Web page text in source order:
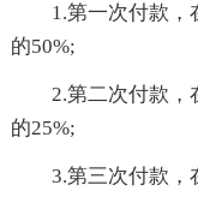
1.第一次付款，
的50%;
2.第二次付款，
的25%;
3.第三次付款，